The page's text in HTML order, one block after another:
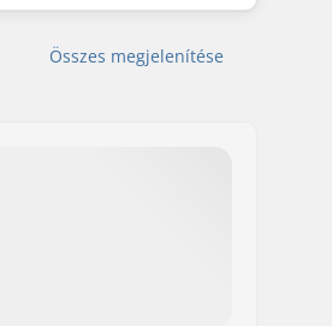
Összes megjelenítése